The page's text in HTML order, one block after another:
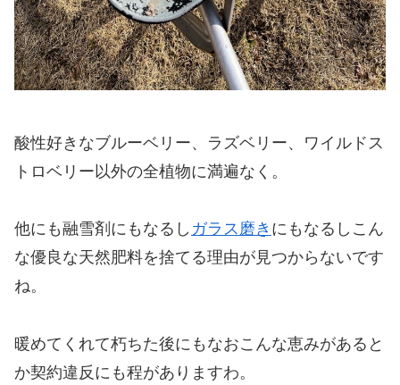
酸性好きなブルーベリー、ラズベリー、ワイルドス
トロベリー以外の全植物に満遍なく。
他にも融雪剤にもなるし ガラス磨き にもなるしこん
な優良な天然肥料を捨てる理由が見つからないです
ね。
暖めてくれて朽ちた後にもなおこんな恵みがあると
か契約違反にも程がありますわ。